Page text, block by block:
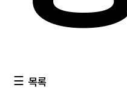
목록